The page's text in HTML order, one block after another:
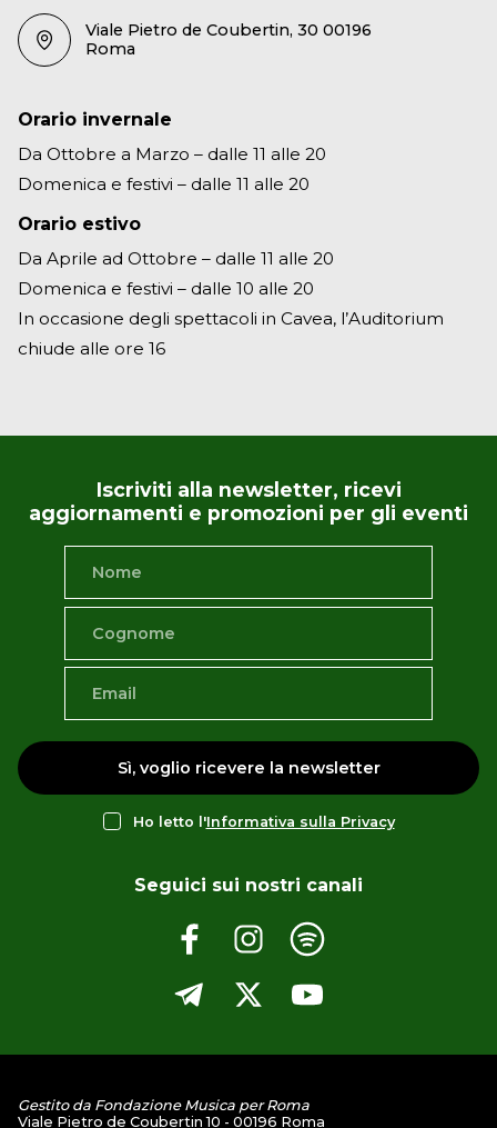
Viale Pietro de Coubertin, 30 00196
Roma
Orario invernale
Da Ottobre a Marzo – dalle 11 alle 20
Domenica e festivi – dalle 11 alle 20
Orario estivo
Da Aprile ad Ottobre – dalle 11 alle 20
Domenica e festivi – dalle 10 alle 20
In occasione degli spettacoli in Cavea, l’Auditorium
chiude alle ore 16
Iscriviti alla newsletter, ricevi
aggiornamenti e promozioni per gli eventi
Sì, voglio ricevere la newsletter
Ho letto l'Informativa sulla Privacy
Seguici sui nostri canali
Gestito da Fondazione Musica per Roma
Viale Pietro de Coubertin 10 - 00196 Roma